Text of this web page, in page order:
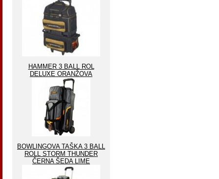
HAMMER 3 BALL ROL
DELUXE ORANŽOVA
BOWLINGOVA TAŠKA 3 BALL
ROLL STORM THUNDER
ČERNA ŠEDA LIME